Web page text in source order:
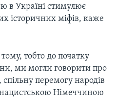
в Україні стимулює
історичних міфів, каже
тобто до початку
ми могли говорити про
спільну перемогу народів
Німеччиною